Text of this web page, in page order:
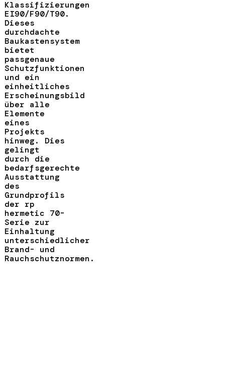
Klassifizierungen
EI90/F90/T90.
Dieses
durchdachte
Baukastensystem
bietet
passgenaue
Schutzfunktionen
und ein
einheitliches
Erscheinungsbild
über alle
Elemente
eines
Projekts
hinweg. Dies
gelingt
durch die
bedarfsgerechte
Ausstattung
des
Grundprofils
der rp
hermetic 70-
Serie zur
Einhaltung
unterschiedlicher
Brand- und
Rauchschutznormen.